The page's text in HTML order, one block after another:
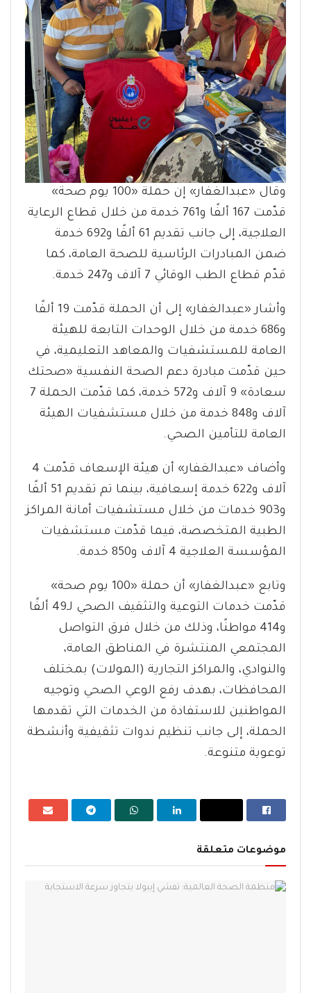
وقال «عبدالغفار» إن حملة «100 يوم صحة»
قدّمت 167 ألفًا و761 خدمة من خلال قطاع الرعاية
العلاجية، إلى جانب تقديم 61 ألفًا و692 خدمة
ضمن المبادرات الرئاسية للصحة العامة، كما
قدّم قطاع الطب الوقائي 7 آلاف و247 خدمة.
وأشار «عبدالغفار» إلى أن الحملة قدّمت 19 ألفًا
و686 خدمة من خلال الوحدات التابعة للهيئة
العامة للمستشفيات والمعاهد التعليمية، في
حين قدّمت مبادرة دعم الصحة النفسية «صحتك
سعادة» 9 آلاف و572 خدمة، كما قدّمت الحملة 7
آلاف و848 خدمة من خلال مستشفيات الهيئة
العامة للتأمين الصحي.
وأضاف «عبدالغفار» أن هيئة الإسعاف قدّمت 4
آلاف و622 خدمة إسعافية، بينما تم تقديم 51 ألفًا
و903 خدمات من خلال مستشفيات أمانة المراكز
الطبية المتخصصة، فيما قدّمت مستشفيات
المؤسسة العلاجية 4 آلاف و850 خدمة.
وتابع «عبدالغفار» أن حملة «100 يوم صحة»
قدّمت خدمات التوعية والتثقيف الصحي لـ49 ألفًا
و414 مواطنًا، وذلك من خلال فرق التواصل
المجتمعي المنتشرة في المناطق العامة،
والنوادي، والمراكز التجارية (المولات) بمختلف
المحافظات، بهدف رفع الوعي الصحي وتوجيه
المواطنين للاستفادة من الخدمات التي تقدمها
الحملة، إلى جانب تنظيم ندوات تثقيفية وأنشطة
توعوية متنوعة.
موضوعات متعلقة